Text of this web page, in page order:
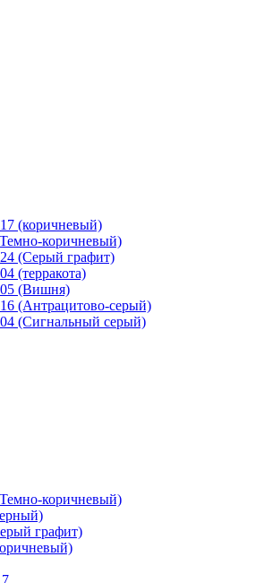
(коричневый)
коричневый)
(Серый графит)
(терракота)
(Вишня)
(Антрацитово-серый)
(Сигнальный серый)
коричневый)
графит)